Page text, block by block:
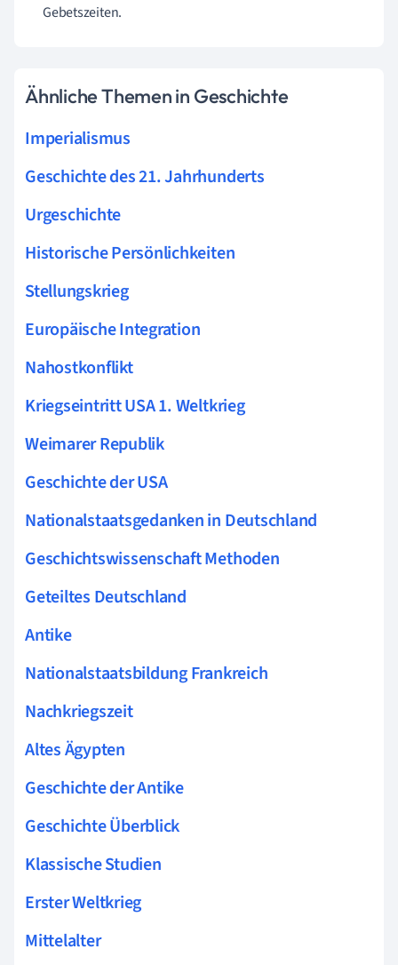
Gebetszeiten.
Ähnliche Themen in Geschichte
Imperialismus
Geschichte des 21. Jahrhunderts
Urgeschichte
Historische Persönlichkeiten
Stellungskrieg
Europäische Integration
Nahostkonflikt
Kriegseintritt USA 1. Weltkrieg
Weimarer Republik
Geschichte der USA
Nationalstaatsgedanken in Deutschland
Geschichtswissenschaft Methoden
Geteiltes Deutschland
Antike
Nationalstaatsbildung Frankreich
Nachkriegszeit
Altes Ägypten
Geschichte der Antike
Geschichte Überblick
Klassische Studien
Erster Weltkrieg
Mittelalter